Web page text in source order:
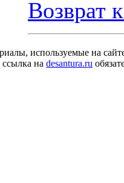
Возврат
используемые на
на desantura.ru